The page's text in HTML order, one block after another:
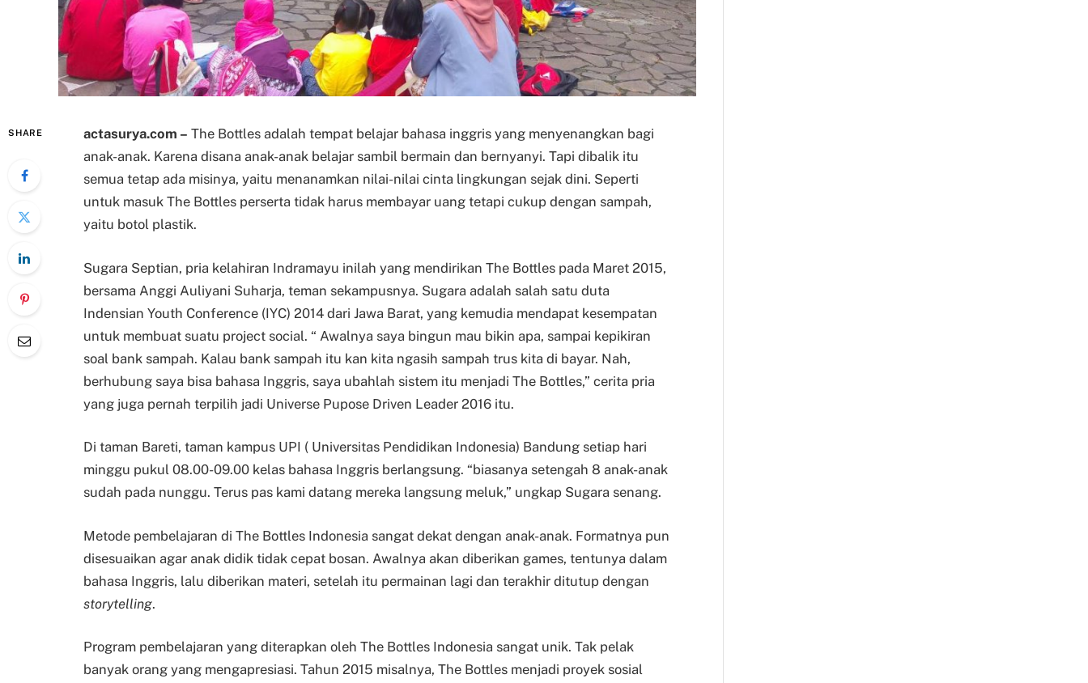
SHARE actasurya.com – The Bottles adalah tempat belajar bahasa inggris yang menyenangkan bagi
anak-anak. Karena disana anak-anak belajar sambil bermain dan bernyanyi. Tapi dibalik itu
semua tetap ada misinya, yaitu menanamkan nilai-nilai cinta lingkungan sejak dini. Seperti
untuk masuk The Bottles perserta tidak harus membayar uang tetapi cukup dengan sampah,
yaitu botol plastik.
Sugara Septian, pria kelahiran Indramayu inilah yang mendirikan The Bottles pada Maret 2015,
bersama Anggi Auliyani Suharja, teman sekampusnya. Sugara adalah salah satu duta
Indensian Youth Conference (IYC) 2014 dari Jawa Barat, yang kemudia mendapat kesempatan
untuk membuat suatu project social. “ Awalnya saya bingun mau bikin apa, sampai kepikiran
soal bank sampah. Kalau bank sampah itu kan kita ngasih sampah trus kita di bayar. Nah,
berhubung saya bisa bahasa Inggris, saya ubahlah sistem itu menjadi The Bottles,” cerita pria
yang juga pernah terpilih jadi Universe Pupose Driven Leader 2016 itu.
Di taman Bareti, taman kampus UPI ( Universitas Pendidikan Indonesia) Bandung setiap hari
minggu pukul 08.00-09.00 kelas bahasa Inggris berlangsung. “biasanya setengah 8 anak-anak
sudah pada nunggu. Terus pas kami datang mereka langsung meluk,” ungkap Sugara senang.
Metode pembelajaran di The Bottles Indonesia sangat dekat dengan anak-anak. Formatnya pun
disesuaikan agar anak didik tidak cepat bosan. Awalnya akan diberikan games, tentunya dalam
bahasa Inggris, lalu diberikan materi, setelah itu permainan lagi dan terakhir ditutup dengan
storytelling.
Program pembelajaran yang diterapkan oleh The Bottles Indonesia sangat unik. Tak pelak
banyak orang yang mengapresiasi. Tahun 2015 misalnya, The Bottles menjadi proyek sosial